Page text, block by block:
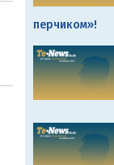
перчиком»!